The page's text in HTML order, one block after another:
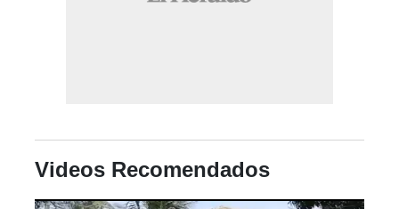
Videos Recomendados